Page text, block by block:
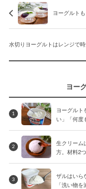
ヨーグルトも
水切りヨーグルトはレンジで
ヨー
1
ヨーグルト
い」「何度
2
生クリーム
方。材料2
3
ザルはいら
「洗い物